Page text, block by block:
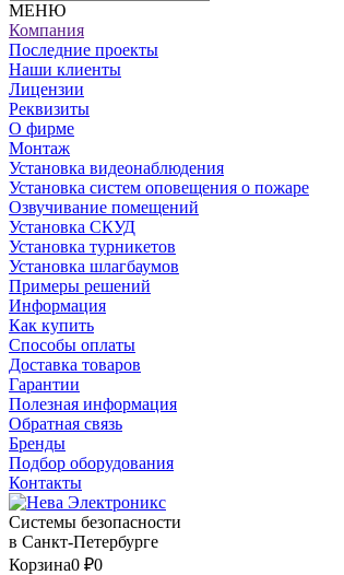
МЕНЮ
Компания
Последние проекты
Наши клиенты
Лицензии
Реквизиты
О фирме
Монтаж
Установка видеонаблюдения
Установка систем оповещения о пожаре
Озвучивание помещений
Установка СКУД
Установка турникетов
Установка шлагбаумов
Примеры решений
Информация
Как купить
Способы оплаты
Доставка товаров
Гарантии
Полезная информация
Обратная связь
Бренды
Подбор оборудования
Контакты
Системы безопасности
в Санкт-Петербурге
Корзина0 ₽0